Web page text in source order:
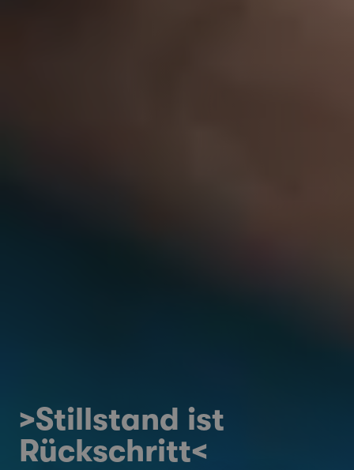
>Stillstand ist
Rückschritt<